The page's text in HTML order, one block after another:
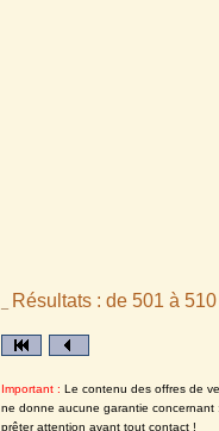
Résultats : de 501 à
Important : Le contenu des offres de
ne donne aucune garantie concernant
prêter attention avant tout contact !